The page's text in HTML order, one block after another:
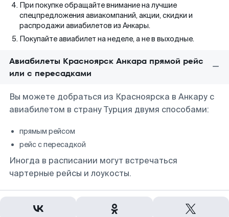
При покупке обращайте внимание на лучшие
спецпредложения авиакомпаний, акции, скидки и
распродажи авиабилетов из Анкары.
Покупайте авиабилет на неделе, а не в выходные.
Авиабилеты Красноярск Анкара прямой рейс
или с пересадками
Вы можете добраться из Красноярска в Анкару с
авиабилетом в страну Турция двумя способами:
прямым рейсом
рейс с пересадкой
Иногда в расписании могут встречаться
чартерные рейсы и лоукосты.